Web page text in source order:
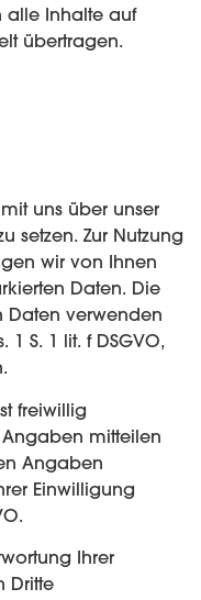
alle Inhalte auf
übertragen.
uns über unser
setzen. Zur Nutzung
wir von Ihnen
Daten. Die
verwenden
S. 1 lit. f DSGVO,
freiwillig
mitteilen
Angaben
Einwilligung
Ihrer
Dritte